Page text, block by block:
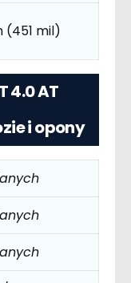
(451 mil)
4.0 AT
i opony